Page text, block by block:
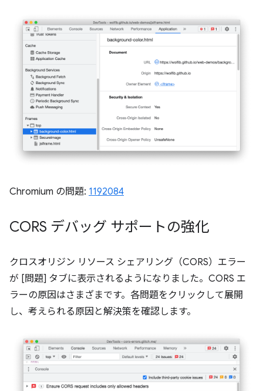
Chromium の問題: 1192084
CORS デバッグ サポートの強化
クロスオリジン リソース シェアリング（CORS）エラー
が [問題] タブに表示されるようになりました。CORS エ
ラーの原因はさまざまです。各問題をクリックして展開
し、考えられる原因と解決策を確認します。